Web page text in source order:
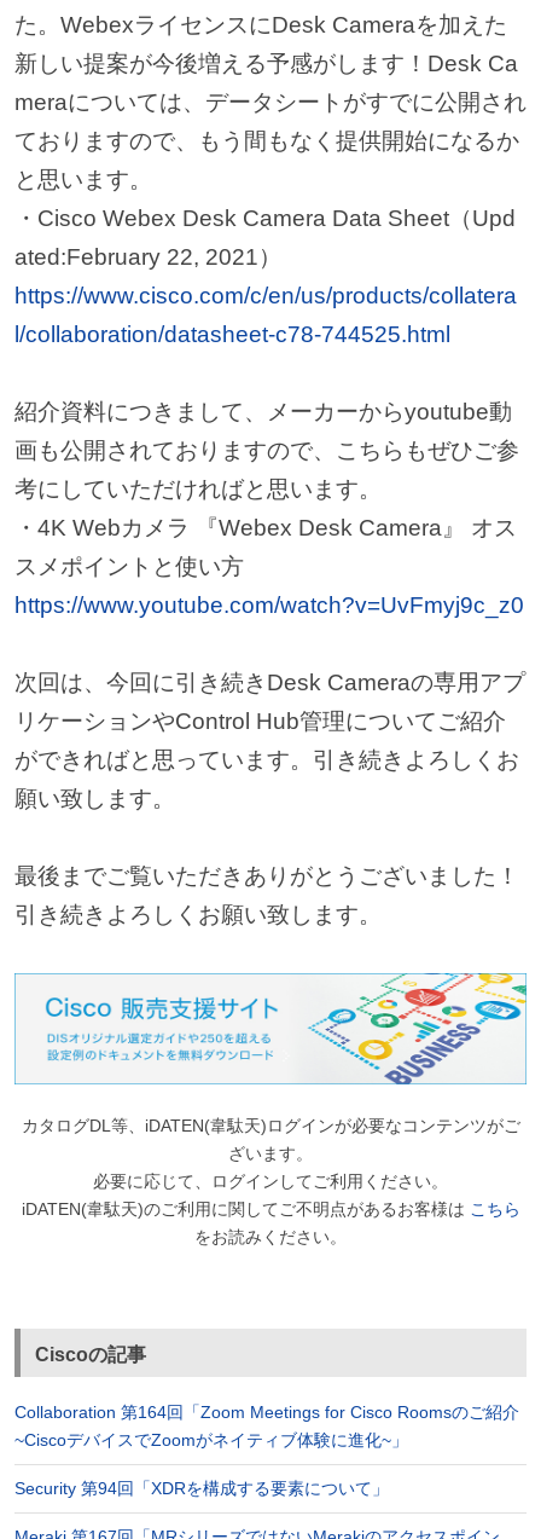
た。WebexライセンスにDesk Cameraを加えた
新しい提案が今後増える予感がします！Desk Ca
meraについては、データシートがすでに公開され
ておりますので、もう間もなく提供開始になるか
と思います。
・Cisco Webex Desk Camera Data Sheet（Upd
ated:February 22, 2021）
https://www.cisco.com/c/en/us/products/collatera
l/collaboration/datasheet-c78-744525.html
紹介資料につきまして、メーカーからyoutube動
画も公開されておりますので、こちらもぜひご参
考にしていただければと思います。
・4K Webカメラ 『Webex Desk Camera』 オス
スメポイントと使い方
https://www.youtube.com/watch?v=UvFmyj9c_z0
次回は、今回に引き続きDesk Cameraの専用アプ
リケーションやControl Hub管理についてご紹介
ができればと思っています。引き続きよろしくお
願い致します。
最後までご覧いただきありがとうございました！
引き続きよろしくお願い致します。
カタログDL等、iDATEN(韋駄天)ログインが必要なコンテンツがご
ざいます。
必要に応じて、ログインしてご利用ください。
iDATEN(韋駄天)のご利用に関してご不明点があるお客様は こちら
をお読みください。
Ciscoの記事
Collaboration 第164回「Zoom Meetings for Cisco Roomsのご紹介
~CiscoデバイスでZoomがネイティブ体験に進化~」
Security 第94回「XDRを構成する要素について」